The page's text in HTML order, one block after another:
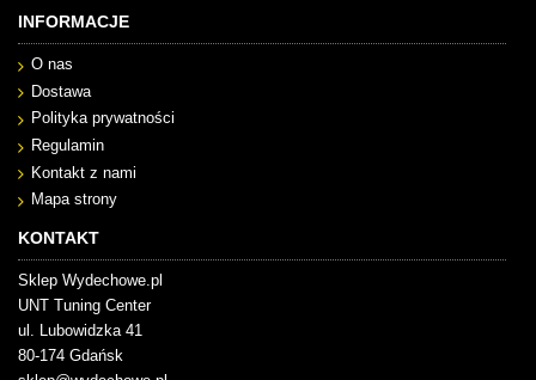
INFORMACJE
O nas
Dostawa
Polityka prywatności
Regulamin
Kontakt z nami
Mapa strony
KONTAKT
Sklep Wydechowe.pl
UNT Tuning Center
ul. Lubowidzka 41
80-174 Gdańsk